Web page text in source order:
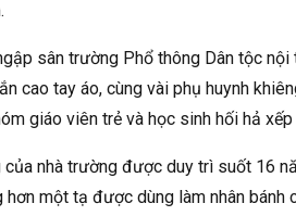
sân trường Phổ thông Dân tộc
cao tay áo, cùng vài phụ huynh
giáo viên trẻ và học sinh hối hả xếp
nhà trường được duy trì suốt 16
một tạ được dùng làm nhân